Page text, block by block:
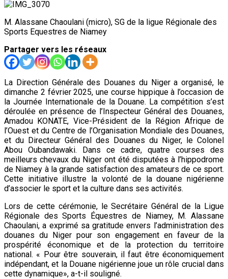
M. Alassane Chaoulani (micro), SG de la ligue Régionale des
Sports Equestres de Niamey
Partager vers les réseaux
La Direction Générale des Douanes du Niger a organisé, le
dimanche 2 février 2025, une course hippique à l’occasion de
la Journée Internationale de la Douane. La compétition s’est
déroulée en présence de l’Inspecteur Général des Douanes,
Amadou KONATE, Vice-Président de la Région Afrique de
l’Ouest et du Centre de l’Organisation Mondiale des Douanes,
et du Directeur Général des Douanes du Niger, le Colonel
Abou Oubandawaki. Dans ce cadre, quatre courses des
meilleurs chevaux du Niger ont été disputées à l’hippodrome
de Niamey à la grande satisfaction des amateurs de ce sport.
Cette initiative illustre la volonté de la douane nigérienne
d’associer le sport et la culture dans ses activités.
Lors de cette cérémonie, le Secrétaire Général de la Ligue
Régionale des Sports Équestres de Niamey, M. Alassane
Chaoulani, a exprimé sa gratitude envers l’administration des
douanes du Niger pour son engagement en faveur de la
prospérité économique et de la protection du territoire
national. « Pour être souverain, il faut être économiquement
indépendant, et la Douane nigérienne joue un rôle crucial dans
cette dynamique», a-t-il souligné.